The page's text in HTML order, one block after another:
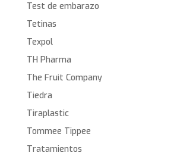
Test de embarazo
Tetinas
Texpol
TH Pharma
The Fruit Company
Tiedra
Tiraplastic
Tommee Tippee
Tratamientos